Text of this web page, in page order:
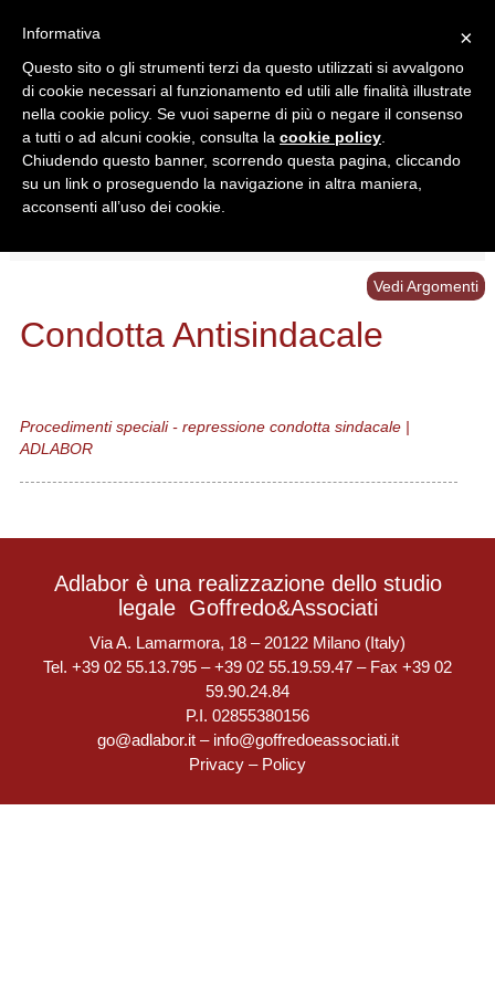
Ricerca in:
Sezione corrente
Tutto il sito
Condotta Antisindacale
Procedimenti speciali - repressione condotta sindacale |
ADLABOR
Vedi Argomenti
Adlabor è una realizzazione dello studio
legale Goffredo&Associati
Via A. Lamarmora, 18 – 20122 Milano (Italy)
Tel. +39 02 55.13.795 – +39 02 55.19.59.47 – Fax +39 02
59.90.24.84
P.I. 02855380156
go@adlabor.it– info@goffredoeassociati.it
Privacy – Policy
×
Informativa
Questo sito o gli strumenti terzi da questo utilizzati si avvalgono
di cookie necessari al funzionamento ed utili alle finalità illustrate
nella cookie policy. Se vuoi saperne di più o negare il consenso
a tutti o ad alcuni cookie, consulta la cookie policy
Chiudendo questo banner, scorrendo questa pagina, cliccando
su un link o proseguendo la navigazione in altra maniera,
acconsenti all’uso dei cookie.